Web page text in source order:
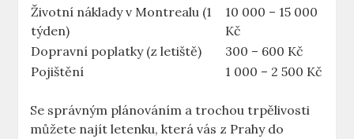
Životní náklady v Montrealu (1
týden)
10 000 – 15 000
Kč
Dopravní poplatky (z letiště)
300 – 600 Kč
Pojištění
1 000 – 2 500 Kč
Se správným plánováním a trochou trpělivosti
můžete najít letenku, která vás z Prahy do